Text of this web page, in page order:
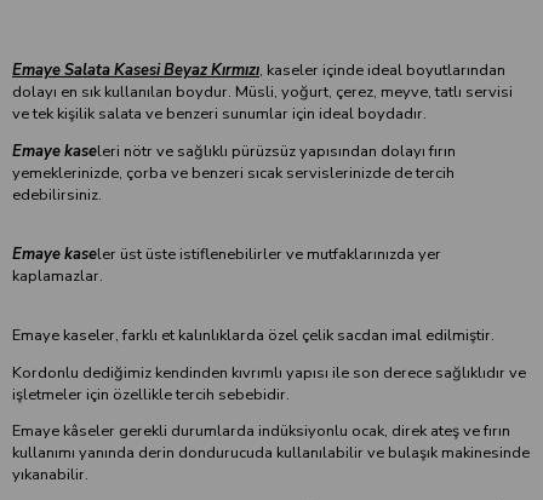
Emaye Salata Kasesi Beyaz Kırmızı, kaseler içinde ideal boyutlarından
dolayı en sık kullanılan boydur. Müsli, yoğurt, çerez, meyve, tatlı servisi
ve tek kişilik salata ve benzeri sunumlar için ideal boydadır.
Emaye kaseleri nötr ve sağlıklı pürüzsüz yapısından dolayı fırın
yemeklerinizde, çorba ve benzeri sıcak servislerinizde de tercih
edebilirsiniz.
Emaye kaseler üst üste istiflenebilirler ve mutfaklarınızda yer
kaplamazlar.
Emaye kaseler, farklı et kalınlıklarda özel çelik sacdan imal edilmiştir.
Kordonlu dediğimiz kendinden kıvrımlı yapısı ile son derece sağlıklıdır ve
işletmeler için özellikle tercih sebebidir.
Emaye kâseler gerekli durumlarda indüksiyonlu ocak, direk ateş ve fırın
kullanımı yanında derin dondurucuda kullanılabilir ve bulaşık makinesinde
yıkanabilir.